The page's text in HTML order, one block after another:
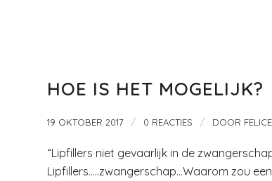
HOE IS HET MOGELIJK?
19 OKTOBER 2017 / 0 REACTIES / DOOR
“Lipfillers niet gevaarlijk in de
Lipfillers…..zwangerschap…Waarom zou